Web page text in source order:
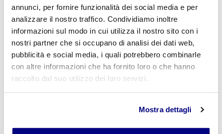
annunci, per fornire funzionalità dei social media e per
analizzare il nostro traffico. Condividiamo inoltre
informazioni sul modo in cui utilizza il nostro sito con i
nostri partner che si occupano di analisi dei dati web,
pubblicità e social media, i quali potrebbero combinarle
con altre informazioni che ha fornito loro o che hanno
raccolto dal suo utilizzo dei loro servizi.
Mostra dettagli
Se sei studente della scuola utilizza il coupon
"CPVIDEOPILLOLA" in fase di checkout per azzerare
il costo della VideoPillola
AGGIUNGI AL CARRELLO